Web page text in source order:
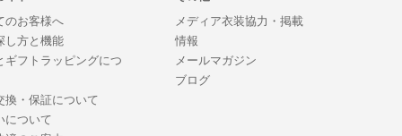
のお客様へ
し方と機能
ギフトラッピングにつ
換・保証について
について
メディア衣装協力・掲載
情報
メールマガジン
ブログ